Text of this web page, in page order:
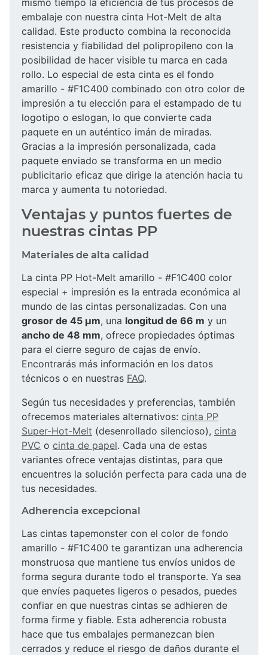
embalaje con nuestra cinta Hot-Melt de alta
calidad. Este producto combina la reconocida
resistencia y fiabilidad del polipropileno con la
posibilidad de hacer visible tu marca en cada
rollo. Lo especial de esta cinta es el fondo
amarillo - #F1C400 combinado con otro color de
impresión a tu elección para el estampado de tu
logotipo o eslogan, lo que convierte cada
paquete en un auténtico imán de miradas.
Gracias a la impresión personalizada, cada
paquete enviado se transforma en un medio
publicitario eficaz que dirige la atención hacia tu
marca y aumenta tu notoriedad.
Ventajas y puntos fuertes de
nuestras cintas PP
Materiales de alta calidad
La cinta PP Hot-Melt amarillo - #F1C400 color
especial + impresión es la entrada económica al
mundo de las cintas personalizadas. Con una
grosor de 45 µm, una longitud de 66 m y un
ancho de 48 mm, ofrece propiedades óptimas
para el cierre seguro de cajas de envío.
Encontrarás más información en los datos
técnicos o en nuestras FAQ.
Según tus necesidades y preferencias, también
ofrecemos materiales alternativos: cinta PP
Super-Hot-Melt (desenrollado silencioso), cinta
PVC o cinta de papel. Cada una de estas
variantes ofrece ventajas distintas, para que
encuentres la solución perfecta para cada una de
tus necesidades.
Adherencia excepcional
Las cintas tapemonster con el color de fondo
amarillo - #F1C400 te garantizan una adherencia
monstruosa que mantiene tus envíos unidos de
forma segura durante todo el transporte. Ya sea
que envíes paquetes ligeros o pesados, puedes
confiar en que nuestras cintas se adhieren de
forma firme y fiable. Esta adherencia robusta
hace que tus embalajes permanezcan bien
cerrados y reduce el riesgo de daños durante el